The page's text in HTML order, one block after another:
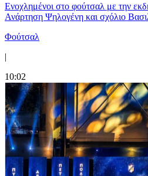
Ενοχλημένοι στο φούτσαλ με την
Ανάρτηση Ψηλογένη και σχόλιο
Φούτσαλ
|
10:02